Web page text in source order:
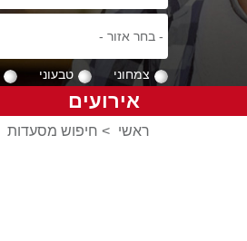
צמחוני טבעוני
אירועים
ראשי > חיפוש מסעדות